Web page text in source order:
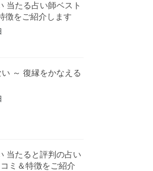
当たる占い師ベスト
徴をご紹介します
～ 復縁をかなえる
当たると評判の占い
ミ＆特徴をご紹介